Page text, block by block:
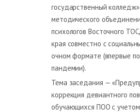
государственный
методического
психологов Восточного
края совместно с
очном формате (впервые
пандемии).
Тема заседания —
коррекция девиантного
обучающихся ПОО с